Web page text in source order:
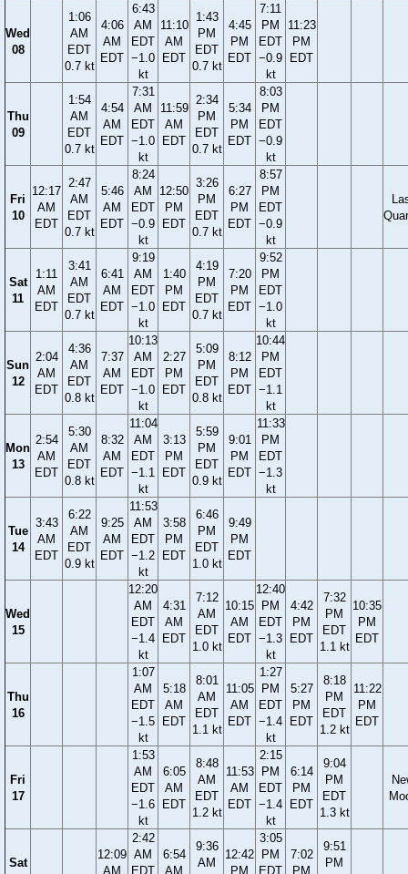
Wed
08
1:06
AM
EDT
0.7 kt
4:06
AM
EDT
6:43
AM
EDT
−1.0
kt
11:10
AM
EDT
1:43
PM
EDT
0.7 kt
4:45
PM
EDT
7:11
PM
EDT
−0.9
kt
11:23
PM
EDT
Thu
09
1:54
AM
EDT
0.7 kt
4:54
AM
EDT
7:31
AM
EDT
−1.0
kt
11:59
AM
EDT
2:34
PM
EDT
0.7 kt
5:34
PM
EDT
8:03
PM
EDT
−0.9
kt
Fri
10
12:17
AM
EDT
2:47
AM
EDT
0.7 kt
5:46
AM
EDT
8:24
AM
EDT
−0.9
kt
12:50
PM
EDT
3:26
PM
EDT
0.7 kt
6:27
PM
EDT
8:57
PM
EDT
−0.9
kt
Sat
11
1:11
AM
EDT
3:41
AM
EDT
0.7 kt
6:41
AM
EDT
9:19
AM
EDT
−1.0
kt
1:40
PM
EDT
4:19
PM
EDT
0.7 kt
7:20
PM
EDT
9:52
PM
EDT
−1.0
kt
Sun
12
2:04
AM
EDT
4:36
AM
EDT
0.8 kt
7:37
AM
EDT
10:13
AM
EDT
−1.0
kt
2:27
PM
EDT
5:09
PM
EDT
0.8 kt
8:12
PM
EDT
10:44
PM
EDT
−1.1
kt
Mon
13
2:54
AM
EDT
5:30
AM
EDT
0.8 kt
8:32
AM
EDT
11:04
AM
EDT
−1.1
kt
3:13
PM
EDT
5:59
PM
EDT
0.9 kt
9:01
PM
EDT
11:33
PM
EDT
−1.3
kt
Tue
14
3:43
AM
EDT
6:22
AM
EDT
0.9 kt
9:25
AM
EDT
11:53
AM
EDT
−1.2
kt
3:58
PM
EDT
6:46
PM
EDT
1.0 kt
9:49
PM
EDT
Wed
15
12:20
AM
EDT
−1.4
kt
4:31
AM
EDT
7:12
AM
EDT
1.0 kt
10:15
AM
EDT
12:40
PM
EDT
−1.3
kt
4:42
PM
EDT
7:32
PM
EDT
1.1 kt
10:35
PM
EDT
Thu
16
1:07
AM
EDT
−1.5
kt
5:18
AM
EDT
8:01
AM
EDT
1.1 kt
11:05
AM
EDT
1:27
PM
EDT
−1.4
kt
5:27
PM
EDT
8:18
PM
EDT
1.2 kt
11:22
PM
EDT
Fri
17
1:53
AM
EDT
−1.6
kt
6:05
AM
EDT
8:48
AM
EDT
1.2 kt
11:53
AM
EDT
2:15
PM
EDT
−1.4
kt
6:14
PM
EDT
9:04
PM
EDT
1.3 kt
Sat
12:09
AM
2:42
AM
EDT
6:54
AM
9:36
AM
12:42
PM
3:05
PM
EDT
7:02
PM
9:51
PM